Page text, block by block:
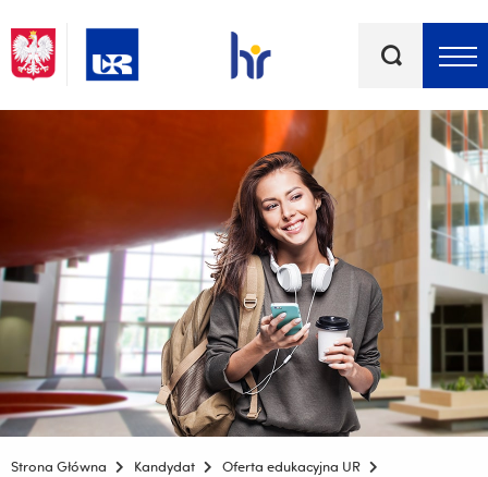
kluczowe
Strona Główna Kandydat
Oferta edukacyjna UR